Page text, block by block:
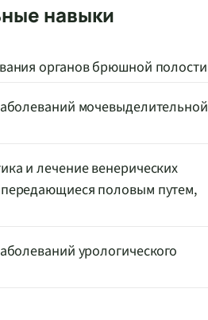
навыки
органов брюшной полости
мочевыделительной
и лечение венерических
половым путем,
урологического